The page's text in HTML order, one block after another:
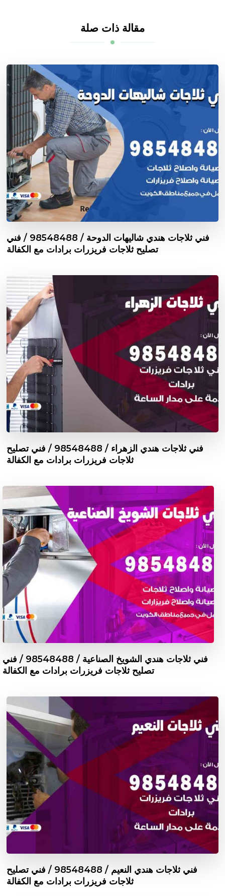
مقالة ذات صلة
فني ثلاجات هندي شاليهات الدوحة / 98548488 / فني
تصليح ثلاجات فريزرات برادات مع الكفالة
فني ثلاجات هندي الزهراء / 98548488 / فني تصليح
ثلاجات فريزرات برادات مع الكفالة
فني ثلاجات هندي الشويخ الصناعية / 98548488 / فني
تصليح ثلاجات فريزرات برادات مع الكفالة
فني ثلاجات هندي النعيم / 98548488 / فني تصليح
ثلاجات فريزرات برادات مع الكفالة